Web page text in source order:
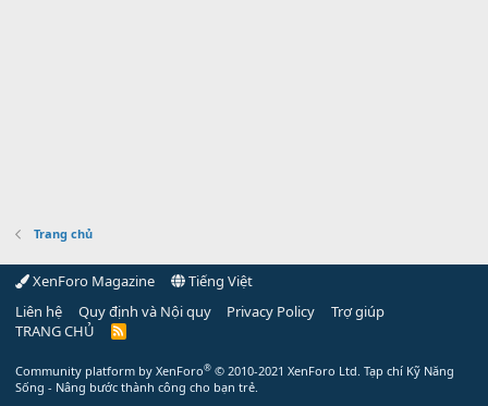
Trang chủ
XenForo Magazine
Tiếng Việt
Liên hệ
Quy định và Nội quy Privacy Policy
Trợ giúp
TRANG CHỦ
R
Community platform by XenForo® © 2010-2021 XenForo Ltd. Tạp chí Kỹ Năng
Sống - Nâng bước thành công cho bạn trẻ.